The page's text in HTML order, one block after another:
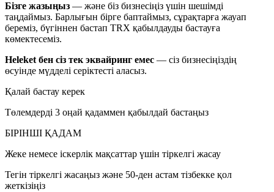
Бізге жазыңыз — және біз бизнесіңіз үшін шешімді
таңдаймыз. Барлығын бірге баптаймыз, сұрақтарға жауап
береміз, бүгіннен бастап TRX қабылдауды бастауға
көмектесеміз.
Heleket бен сіз тек эквайринг емес — сіз бизнесіңіздің
өсуінде мүдделі серіктесті аласыз.
Қалай бастау керек
Төлемдерді 3 оңай қадаммен қабылдай бастаңыз
БІРІНШІ ҚАДАМ
Жеке немесе іскерлік мақсаттар үшін тіркелгі жасау
Тегін тіркелгі жасаңыз және 50-ден астам тізбекке қол
жеткізіңіз